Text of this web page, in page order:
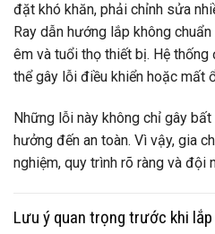
đặt khó khăn, phải chỉnh sửa
Ray dẫn hướng lắp không
êm và tuổi thọ thiết bị. Hệ
thể gây lỗi điều khiển hoặc mất
Những lỗi này không chỉ gây
hưởng đến an toàn. Vì vậy, gia
nghiệm, quy trình rõ ràng và đội
Lưu ý quan trọng trước khi